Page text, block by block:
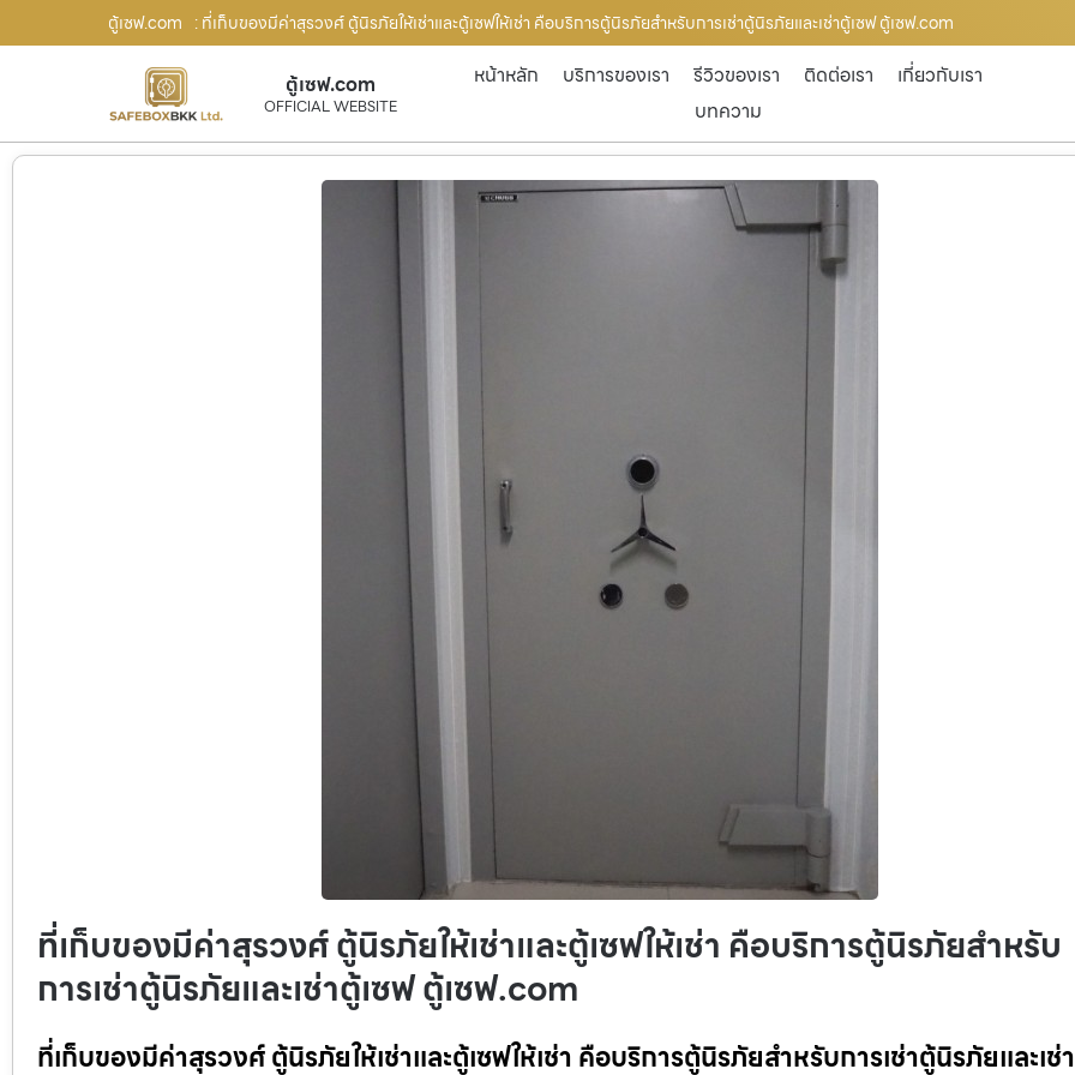
ตู้เซฟ.com : ที่เก็บของมีค่าสุรวงศ์ ตู้นิรภัยให้เช่าและตู้เซฟให้เช่า คือบริการตู้นิรภัยสำหรับการเช่าตู้นิรภัยและเช่าตู้เซฟ ตู้เซฟ.com
ตู้เซฟ.com
OFFICIAL WEBSITE
หน้าหลัก บริการของเรา รีวิวของเรา ติดต่อเรา
เกี่ยวกับเรา
บทความ
ที่เก็บของมีค่าสุรวงศ์ ตู้นิรภัยให้เช่าและตู้เซฟให้เช่า คือบริการตู้นิรภัยสำหรับ
การเช่าตู้นิรภัยและเช่าตู้เซฟ ตู้เซฟ.com
ที่เก็บของมีค่าสุรวงศ์ ตู้นิรภัยให้เช่าและตู้เซฟให้เช่า คือบริการตู้นิรภัยสำหรับการเช่าตู้นิรภัยและเช่